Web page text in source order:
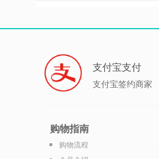
支付宝支付
支付宝签约商家
购物指南
购物流程